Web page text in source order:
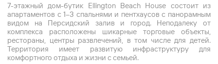
7-этажный дом-бутик Ellington Beach House состоит из
апартаментов с 1–3 спальнями и пентхаусов с панорамным
видом на Персидский залив и город. Неподалеку от
комплекса расположены шикарные торговые объекты,
рестораны, центры развлечений, в том числе для детей.
Территория имеет развитую инфраструктуру для
комфортного отдыха и жизни с семьей.